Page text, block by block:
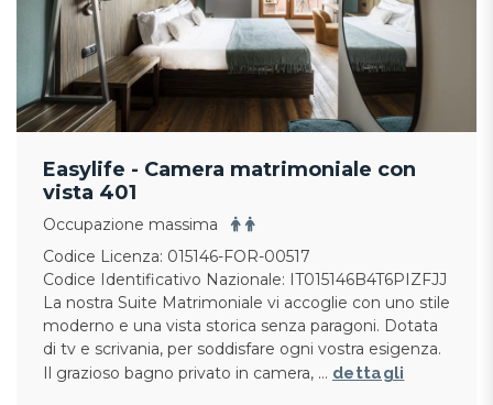
Easylife - Camera matrimoniale con
vista 401
Occupazione massima
Codice Licenza: 015146-FOR-00517
Codice Identificativo Nazionale: IT015146B4T6PIZFJJ
La nostra Suite Matrimoniale vi accoglie con uno stile
moderno e una vista storica senza paragoni. Dotata
di tv e scrivania, per soddisfare ogni vostra esigenza.
Il grazioso bagno privato in camera, … dettagli